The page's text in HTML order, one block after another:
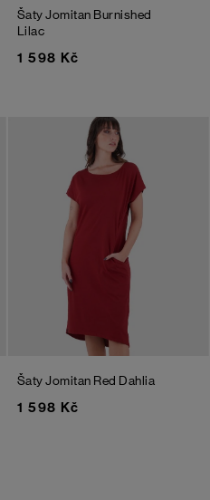
Šaty Jomitan Burnished
Lilac
1 598 Kč
Šaty Jomitan Red Dahlia
1 598 Kč